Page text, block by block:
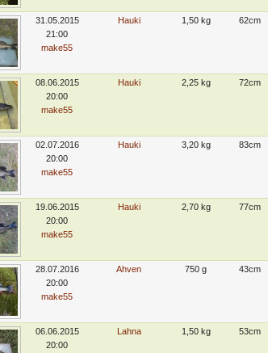
31.05.2015
21:00
make55
Hauki 1,50 kg 62cm
08.06.2015
20:00
make55
Hauki 2,25 kg 72cm
02.07.2016
20:00
make55
Hauki 3,20 kg 83cm
19.06.2015
20:00
make55
Hauki 2,70 kg 77cm
28.07.2016
20:00
make55
Ahven 750 g 43cm
06.06.2015
20:00
Lahna 1,50 kg 53cm